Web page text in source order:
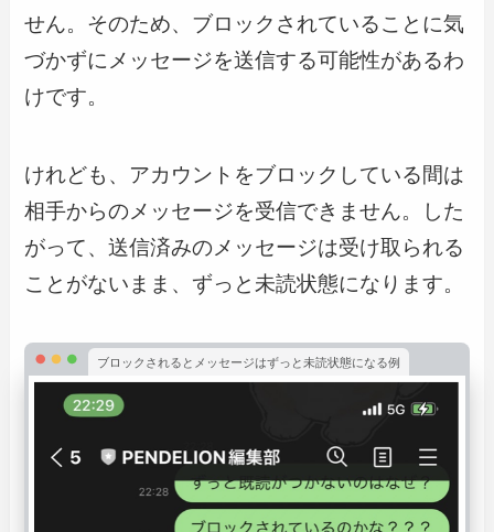
せん。そのため、ブロックされていることに気
づかずにメッセージを送信する可能性があるわ
けです。
けれども、アカウントをブロックしている間は
相手からのメッセージを受信できません。した
がって、送信済みのメッセージは受け取られる
ことがないまま、ずっと未読状態になります。
ブロックされるとメッセージはずっと未読状態になる例